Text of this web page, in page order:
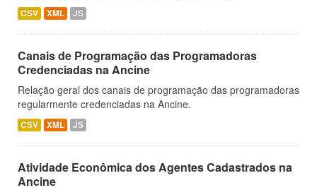
CSV XML JS
Canais de Programação das Programadoras
Credenciadas na Ancine
Relação geral dos canais de programação das programadoras
regularmente credenciadas na Ancine.
CSV XML JS
Atividade Econômica dos Agentes Cadastrados na
Ancine